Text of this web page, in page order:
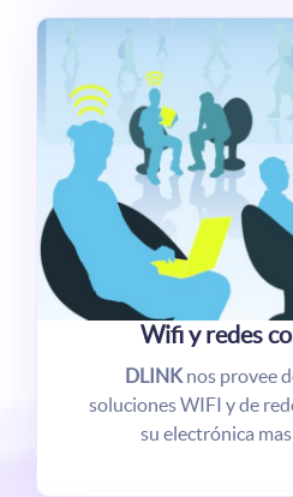
Wifi y redes
DLINK nos provee
soluciones WIFI y de
su electrónica